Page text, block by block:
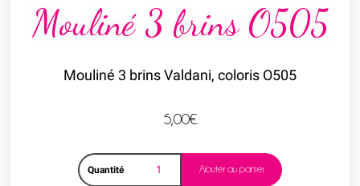
Mouliné 3 brins O505
Mouliné 3 brins Valdani, coloris O505
5,00€
Quantité Ajouter au panier